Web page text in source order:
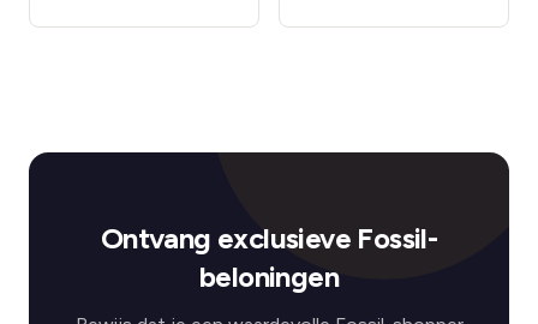
Ontvang exclusieve Fossil-
beloningen